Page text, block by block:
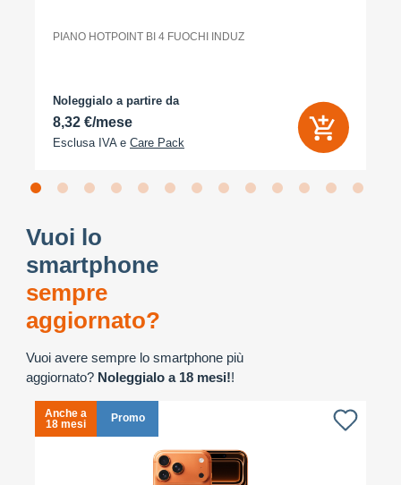
PIANO HOTPOINT BI 4 FUOCHI INDUZ
Noleggialo a partire da
8,32 €/mese
Esclusa IVA e Care Pack
Vuoi lo
smartphone
sempre
aggiornato?
Vuoi avere sempre lo smartphone più
aggiornato? Noleggialo a 18 mesi!!
Anche a
18 mesi
Promo